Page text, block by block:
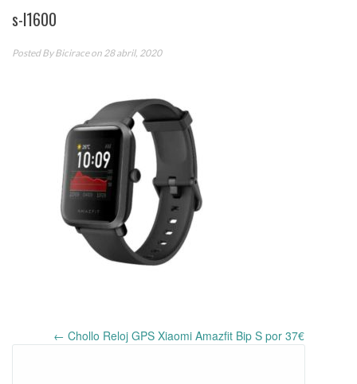
s-l1600
Posted ByBiciraceon 28 abril, 2020
Post
← Chollo Reloj GPS Xiaomi Amazfit Bip S por 37€